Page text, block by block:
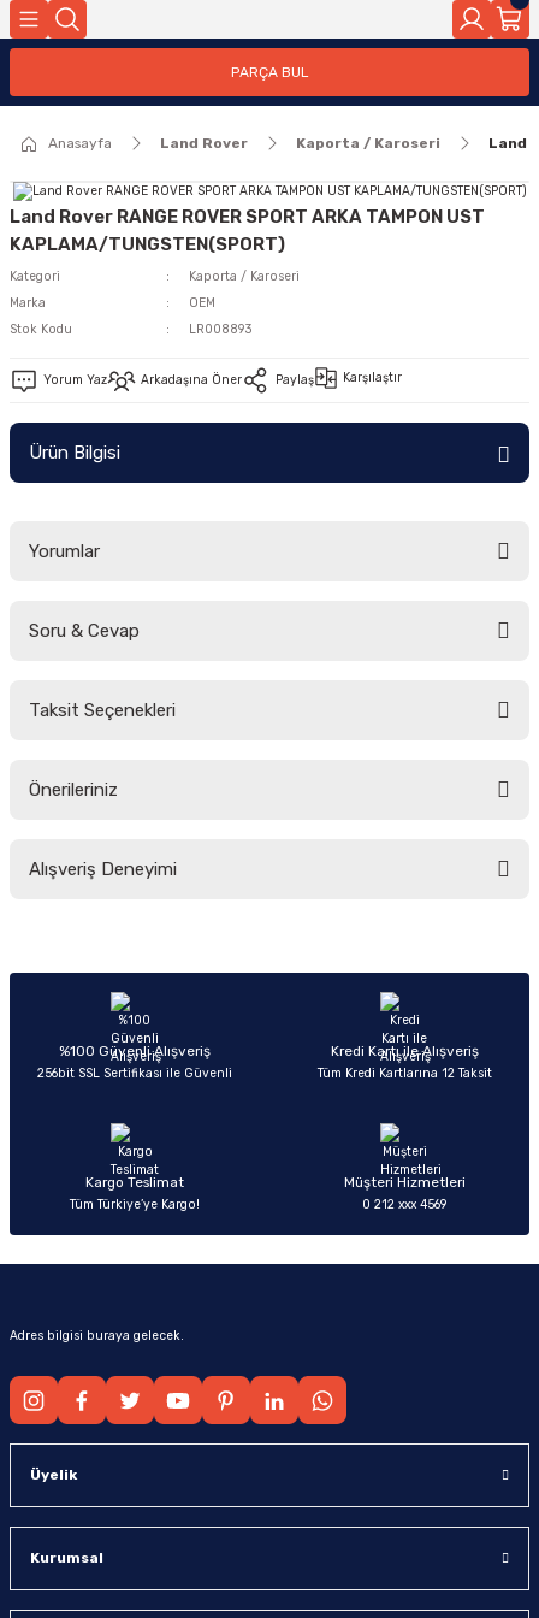
PARÇA BUL
Anasayfa Land Rover Kaporta / Karoseri Land
Land Rover RANGE ROVER SPORT ARKA TAMPON UST
KAPLAMA/TUNGSTEN(SPORT)
Kategori
Kaporta / Karoseri
Marka
OEM
Stok Kodu
LR008893
Yorum Yaz Arkadaşına Öner Paylaş Karşılaştır
Ürün Bilgisi
Yorumlar
Soru & Cevap
Taksit Seçenekleri
Önerileriniz
yetersiz gördüğünüz noktaları öneri formunu kullanarak tarafımıza
Ürün açıklamasında eksik bilgiler bulunuyor.
Ürün bilgilerinde hatalar bulunuyor.
Ürün fiyatı diğer sitelerden daha pahalı.
Alışveriş Deneyimi
Sitemize ilk yorumu siz yapın!
%100 Güvenli Alışveriş
256bit SSL Sertifikası ile Güvenli
Kredi Kartı ile Alışveriş
Tüm Kredi Kartlarına 12 Taksit
Kargo Teslimat
Tüm Türkiye’ye Kargo!
Müşteri Hizmetleri
0 212 xxx 4569
Adres bilgisi buraya gelecek.
Üyelik
Kurumsal